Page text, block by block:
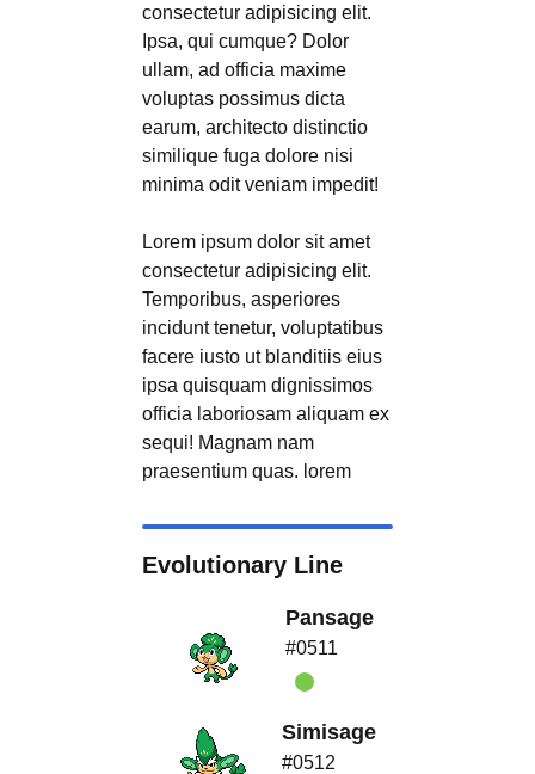
consectetur adipisicing elit.
Ipsa, qui cumque? Dolor
ullam, ad officia maxime
voluptas possimus dicta
earum, architecto distinctio
similique fuga dolore nisi
minima odit veniam impedit!
Lorem ipsum dolor sit amet
consectetur adipisicing elit.
Temporibus, asperiores
incidunt tenetur, voluptatibus
facere iusto ut blanditiis eius
ipsa quisquam dignissimos
officia laboriosam aliquam ex
sequi! Magnam nam
praesentium quas. lorem
Evolutionary Line
Pansage
#0511
Simisage
#0512